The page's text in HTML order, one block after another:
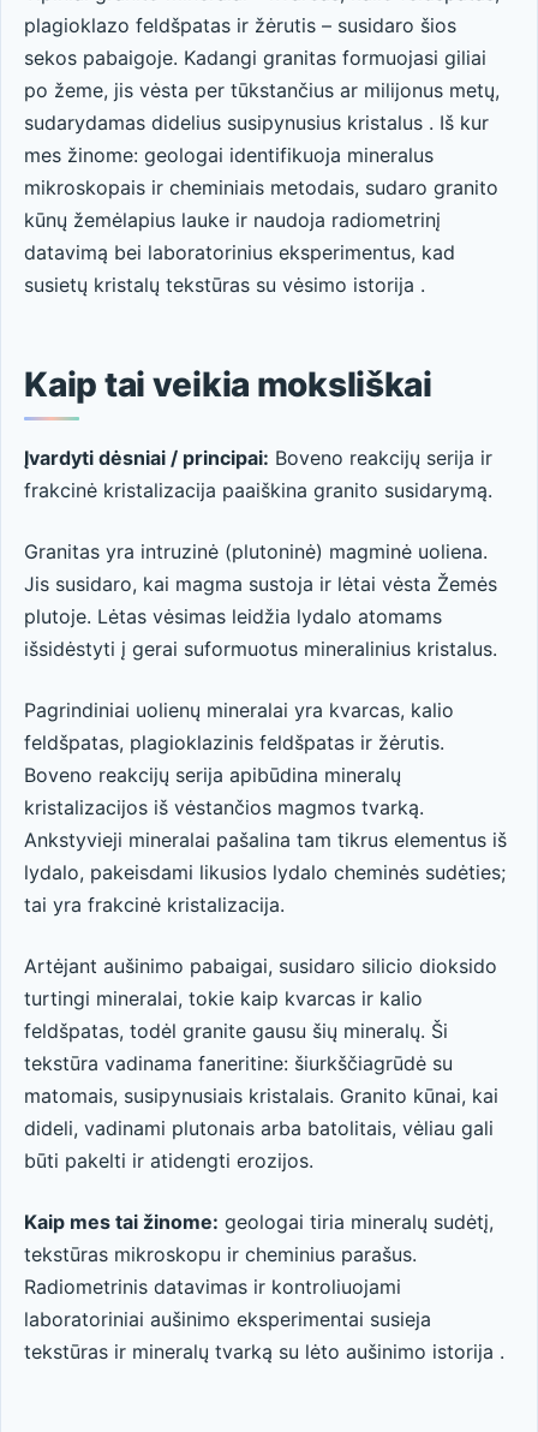
plagioklazo feldšpatas ir žėrutis – susidaro šios
sekos pabaigoje. Kadangi granitas formuojasi giliai
po žeme, jis vėsta per tūkstančius ar milijonus metų,
sudarydamas didelius susipynusius kristalus . Iš kur
mes žinome: geologai identifikuoja mineralus
mikroskopais ir cheminiais metodais, sudaro granito
kūnų žemėlapius lauke ir naudoja radiometrinį
datavimą bei laboratorinius eksperimentus, kad
susietų kristalų tekstūras su vėsimo istorija .
Kaip tai veikia moksliškai
Įvardyti dėsniai / principai: Boveno reakcijų serija ir
frakcinė kristalizacija paaiškina granito susidarymą.
Granitas yra intruzinė (plutoninė) magminė uoliena.
Jis susidaro, kai magma sustoja ir lėtai vėsta Žemės
plutoje. Lėtas vėsimas leidžia lydalo atomams
išsidėstyti į gerai suformuotus mineralinius kristalus.
Pagrindiniai uolienų mineralai yra kvarcas, kalio
feldšpatas, plagioklazinis feldšpatas ir žėrutis.
Boveno reakcijų serija apibūdina mineralų
kristalizacijos iš vėstančios magmos tvarką.
Ankstyvieji mineralai pašalina tam tikrus elementus iš
lydalo, pakeisdami likusios lydalo cheminės sudėties;
tai yra frakcinė kristalizacija.
Artėjant aušinimo pabaigai, susidaro silicio dioksido
turtingi mineralai, tokie kaip kvarcas ir kalio
feldšpatas, todėl granite gausu šių mineralų. Ši
tekstūra vadinama faneritine: šiurkščiagrūdė su
matomais, susipynusiais kristalais. Granito kūnai, kai
dideli, vadinami plutonais arba batolitais, vėliau gali
būti pakelti ir atidengti erozijos.
Kaip mes tai žinome: geologai tiria mineralų sudėtį,
tekstūras mikroskopu ir cheminius parašus.
Radiometrinis datavimas ir kontroliuojami
laboratoriniai aušinimo eksperimentai susieja
tekstūras ir mineralų tvarką su lėto aušinimo istorija .